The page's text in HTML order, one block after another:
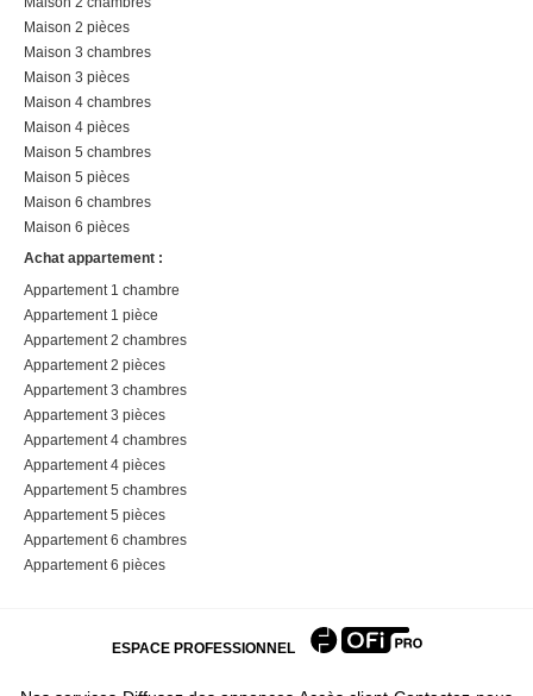
Maison 2 pièces
Maison 3 chambres
Maison 3 pièces
Maison 4 chambres
Maison 4 pièces
Maison 5 chambres
Maison 5 pièces
Maison 6 chambres
Maison 6 pièces
Achat appartement :
Appartement 1 chambre
Appartement 1 pièce
Appartement 2 chambres
Appartement 2 pièces
Appartement 3 chambres
Appartement 3 pièces
Appartement 4 chambres
Appartement 4 pièces
Appartement 5 chambres
Appartement 5 pièces
Appartement 6 chambres
Appartement 6 pièces
ESPACE PROFESSIONNEL